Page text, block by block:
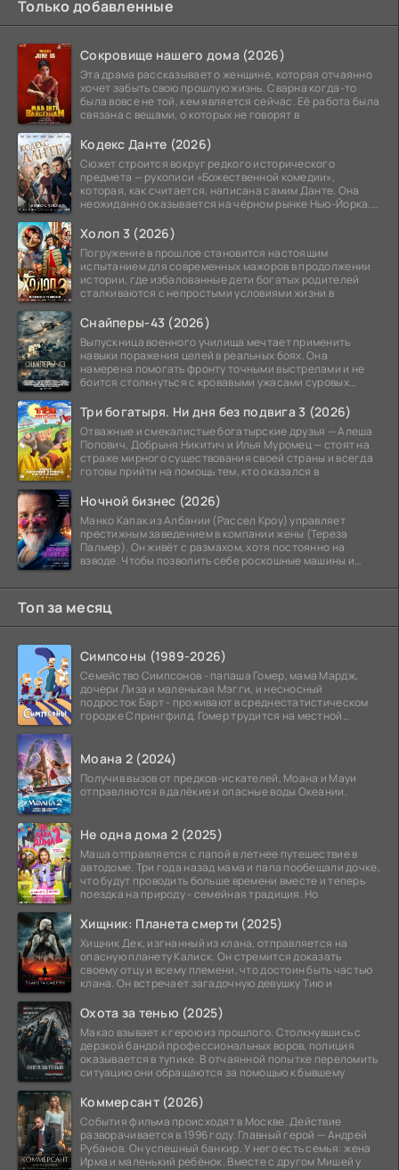
Только добавленные
Сокровище нашего дома (2026)
Эта драма рассказывает о женщине, которая отчаянно
хочет забыть свою прошлую жизнь. Сварна когда-то
была вовсе не той, кем является сейчас. Её работа была
связана с вещами, о которых не говорят в
Кодекс Данте (2026)
Сюжет строится вокруг редкого исторического
предмета — рукописи «Божественной комедии»,
которая, как считается, написана самим Данте. Она
неожиданно оказывается на чёрном рынке Нью-Йорка.
Холоп 3 (2026)
Погружение в прошлое становится настоящим
испытанием для современных мажоров в продолжении
истории, где избалованные дети богатых родителей
сталкиваются с непростыми условиями жизни в
Снайперы-43 (2026)
Выпускница военного училища мечтает применить
навыки поражения целей в реальных боях. Она
намерена помогать фронту точными выстрелами и не
боится столкнуться с кровавыми ужасами суровых
Три богатыря. Ни дня без подвига 3 (2026)
Отважные и смекалистые богатырские друзья — Алеша
Попович, Добрыня Никитич и Илья Муромец — стоят на
страже мирного существования своей страны и всегда
готовы прийти на помощь тем, кто оказался в
Ночной бизнес (2026)
Манко Капак из Албании (Рассел Кроу) управляет
престижным заведением в компании жены (Тереза
Палмер). Он живёт с размахом, хотя постоянно на
взводе. Чтобы позволить себе роскошные машины и
Топ за месяц
Симпсоны (1989-2026)
Семейство Симпсонов - папаша Гомер, мама Мардж,
дочери Лиза и маленькая Мэгги, и несносный
подросток Барт - проживают в среднестатистическом
городке Спрингфилд. Гомер трудится на местной
Моана 2 (2024)
Получив вызов от предков-искателей, Моана и Мауи
отправляются в далёкие и опасные воды Океании.
Не одна дома 2 (2025)
Маша отправляется с папой в летнее путешествие в
автодоме. Три года назад мама и папа пообещали дочке,
что будут проводить больше времени вместе и теперь
поездка на природу - семейная традиция. Но
Хищник: Планета смерти (2025)
Хищник Дек, изгнанный из клана, отправляется на
опасную планету Калиск. Он стремится доказать
своему отцу и всему племени, что достоин быть частью
клана. Он встречает загадочную девушку Тию и
Охота за тенью (2025)
Макао взывает к герою из прошлого. Столкнувшись с
дерзкой бандой профессиональных воров, полиция
оказывается в тупике. В отчаянной попытке переломить
ситуацию они обращаются за помощью к бывшему
Коммерсант (2026)
События фильма происходят в Москве. Действие
разворачивается в 1996 году. Главный герой — Андрей
Рубанов. Он успешный банкир. У него есть семья: жена
Ирма и маленький ребёнок. Вместе с другом Мишей у